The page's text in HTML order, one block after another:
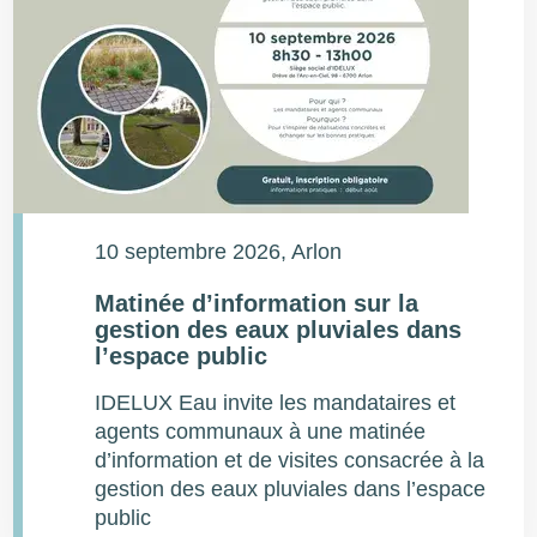
10 septembre 2026, Arlon
Matinée d’information sur la
gestion des eaux pluviales dans
l’espace public
IDELUX Eau invite les mandataires et
agents communaux à une matinée
d’information et de visites consacrée à la
gestion des eaux pluviales dans l’espace
public